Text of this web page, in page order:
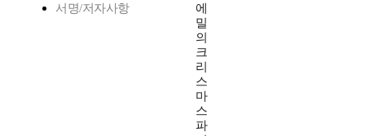
서명/저자사항
에
밀
의
크
리
스
마
스
파